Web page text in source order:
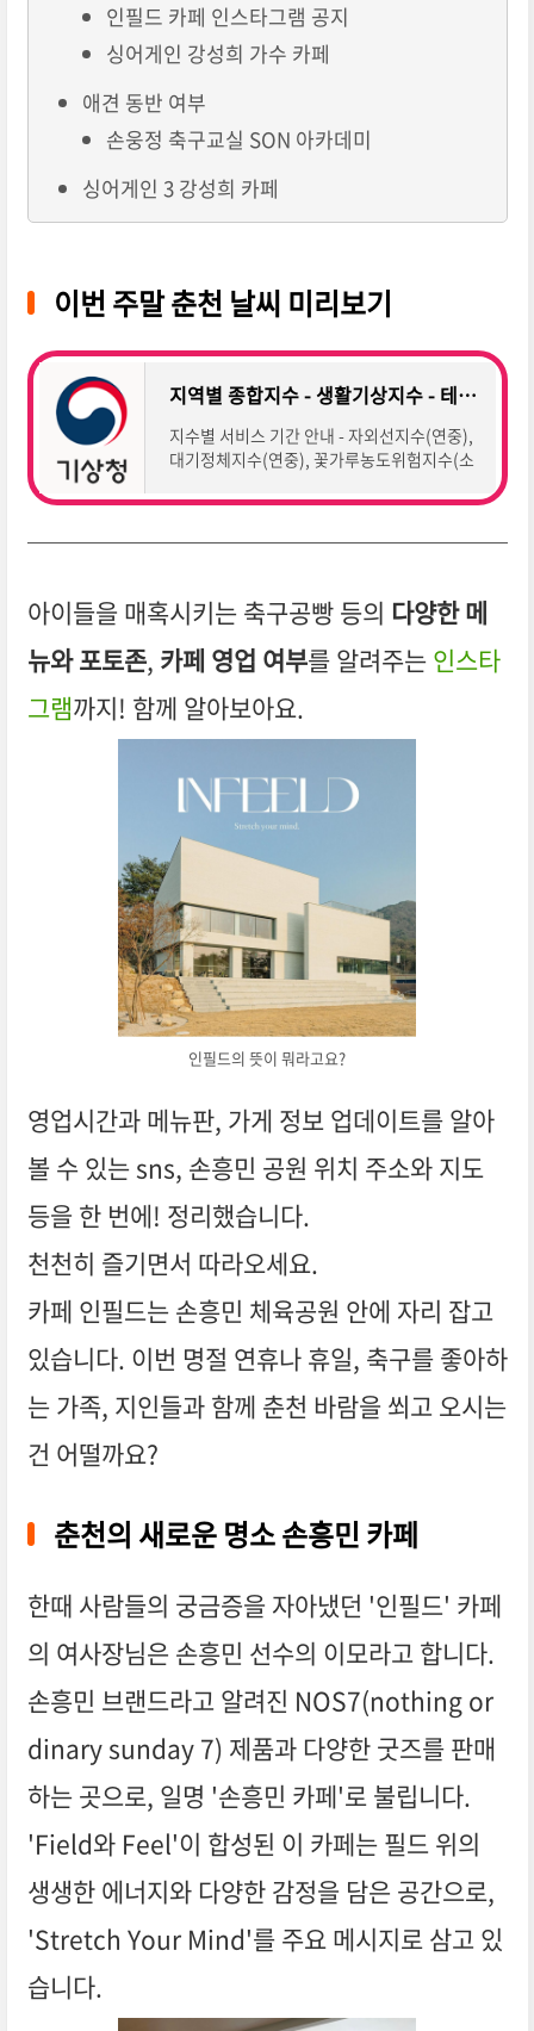
인필드 카페 인스타그램 공지
싱어게인 강성희 가수 카페
애견 동반 여부
손웅정 축구교실 SON 아카데미
싱어게인 3 강성희 카페
이번 주말 춘천 날씨 미리보기
지역별 종합지수 - 생활기상지수 - 테마날씨 - 기상청 날씨누리
지수별 서비스 기간 안내 - 자외선지수(연중),
대기정체지수(연중), 꽃가루농도위험지수(소
서비스 기간에 따라 제공됩니다. * 생활기상정
아이들을 매혹시키는 축구공빵 등의 다양한 메
뉴와 포토존, 카페 영업 여부를 알려주는인스타
그램까지! 함께 알아보아요.
인필드의 뜻이 뭐라고요?
영업시간과 메뉴판, 가게 정보 업데이트를 알아
볼 수 있는 sns, 손흥민 공원 위치 주소와 지도
등을 한 번에! 정리했습니다.
천천히 즐기면서 따라오세요.
카페 인필드는 손흥민 체육공원 안에 자리 잡고
있습니다. 이번 명절 연휴나 휴일, 축구를 좋아하
는 가족, 지인들과 함께 춘천 바람을 쐬고 오시는
건 어떨까요?
춘천의 새로운 명소 손흥민 카페
한때 사람들의 궁금증을 자아냈던 '인필드' 카페
의 여사장님은 손흥민 선수의 이모라고 합니다.
손흥민 브랜드라고 알려진 NOS7(nothing or
dinary sunday 7) 제품과 다양한 굿즈를 판매
하는 곳으로, 일명 '손흥민 카페'로 불립니다.
'Field와 Feel'이 합성된 이 카페는 필드 위의
생생한 에너지와 다양한 감정을 담은 공간으로,
'Stretch Your Mind'를 주요 메시지로 삼고 있
습니다.